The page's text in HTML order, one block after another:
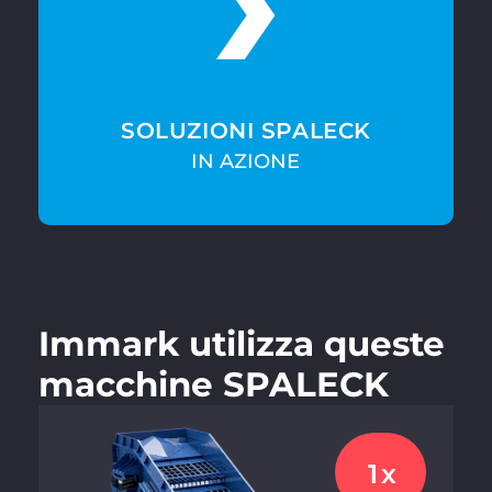
SOLUZIONI SPALECK
IN AZIONE
Immark utilizza queste
macchine SPALECK
1x